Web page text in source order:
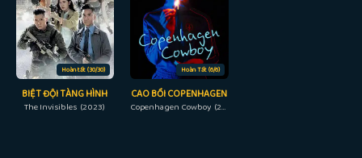
Hoàn tất (30/30)
BIỆT ĐỘI TÀNG HÌNH
The Invisibles (2023)
Hoàn Tất (6/6)
CAO BỒI COPENHAGEN
Copenhagen Cowboy (2023)